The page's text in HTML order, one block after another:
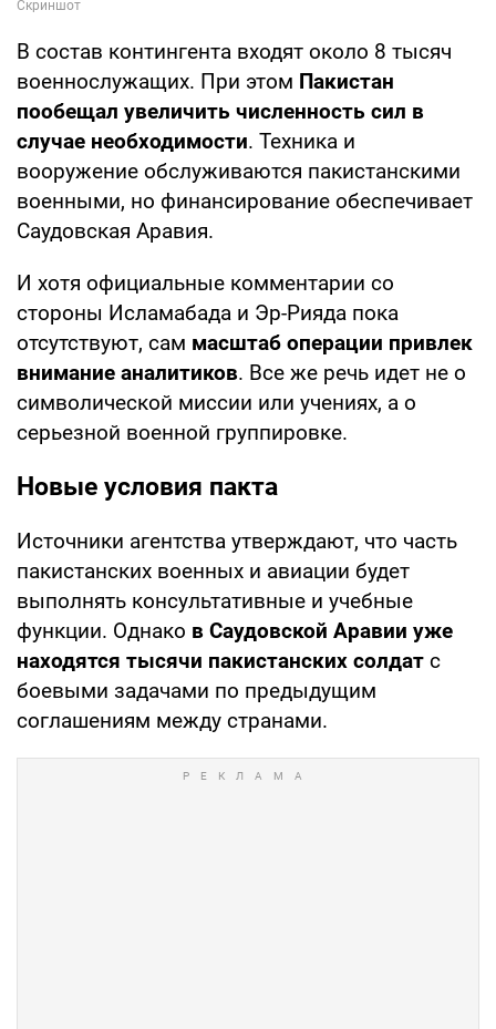
В состав контингента входят около 8 тысяч
военнослужащих. При этом Пакистан
пообещал увеличить численность сил в
случае необходимости. Техника и
вооружение обслуживаются пакистанскими
военными, но финансирование обеспечивает
Саудовская Аравия.
И хотя официальные комментарии со
стороны Исламабада и Эр-Рияда пока
отсутствуют, сам масштаб операции привлек
внимание аналитиков. Все же речь идет не о
символической миссии или учениях, а о
серьезной военной группировке.
Новые условия пакта
Источники агентства утверждают, что часть
пакистанских военных и авиации будет
выполнять консультативные и учебные
функции. Однако в Саудовской Аравии уже
находятся тысячи пакистанских солдат с
боевыми задачами по предыдущим
соглашениям между странами.